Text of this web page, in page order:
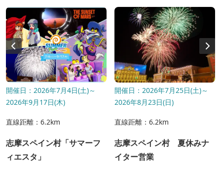
開催日：2026年7月4日(土)～
2026年9月17日(木)
直線距離：6.2km
志摩スペイン村「サマーフ
ィエスタ」
開催日：2026年7月25日(土)～
2026年8月23日(日)
直線距離：6.2km
志摩スペイン村 夏休みナ
イター営業